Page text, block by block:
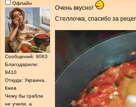
Офлайн
Сообщений: 9063
Благодарили:
9410
Откуда: Украина,
Киев
Чему бы грабли
не учили, а
Очень вкусно!
Стеллочка, спасибо за